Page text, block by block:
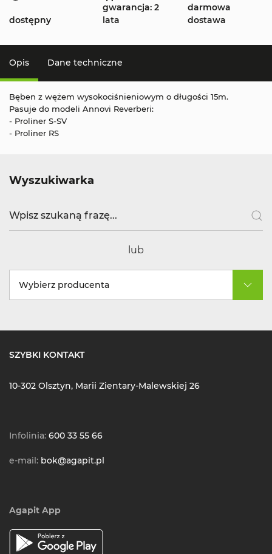
dostępny
gwarancja: 2
lata
darmowa
dostawa
Opis Dane techniczne
Bęben z wężem wysokociśnieniowym o długości 15m.
Pasuje do modeli Annovi Reverberi:
- Proliner S-SV
- Proliner RS
Wyszukiwarka
lub
Wybierz producenta
SZYBKI KONTAKT
10-302 Olsztyn, Marii Zientary-Malewskiej 26
Infolinia: 600 33 55 66
e-mail: bok@agapit.pl
Agapit App